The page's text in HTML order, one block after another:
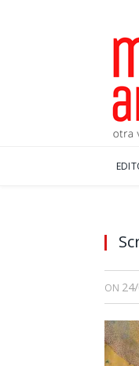
ON